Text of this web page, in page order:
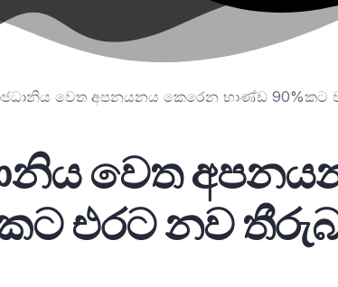
වෙත අපනයනය කෙරෙන භාණ්ඩ 90%කට
වෙත
එරට නව